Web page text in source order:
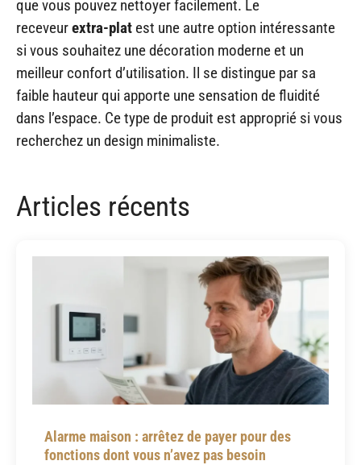
que vous pouvez nettoyer facilement. Le
receveurextra-plat est une autre option intéressante
si vous souhaitez une décoration moderne et un
meilleur confort d’utilisation. Il se distingue par sa
faible hauteur qui apporte une sensation de fluidité
dans l’espace. Ce type de produit est approprié si vous
recherchez un design minimaliste.
Articles récents
Alarme maison : arrêtez de payer pour des
fonctions dont vous n’avez pas besoin